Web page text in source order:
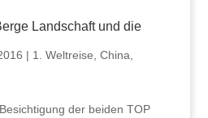
Landschaft und die
| 1. Weltreise China
der beiden TOP